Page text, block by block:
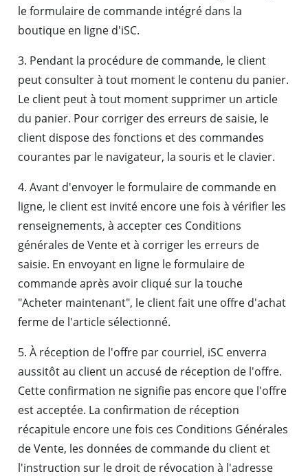
le formulaire de commande intégré dans la
boutique en ligne d'iSC.
3. Pendant la procédure de commande, le client
peut consulter à tout moment le contenu du panier.
Le client peut à tout moment supprimer un article
du panier. Pour corriger des erreurs de saisie, le
client dispose des fonctions et des commandes
courantes par le navigateur, la souris et le clavier.
4. Avant d'envoyer le formulaire de commande en
ligne, le client est invité encore une fois à vérifier les
renseignements, à accepter ces Conditions
générales de Vente et à corriger les erreurs de
saisie. En envoyant en ligne le formulaire de
commande après avoir cliqué sur la touche
"Acheter maintenant", le client fait une offre d'achat
ferme de l'article sélectionné.
5. À réception de l'offre par courriel, iSC enverra
aussitôt au client un accusé de réception de l'offre.
Cette confirmation ne signifie pas encore que l'offre
est acceptée. La confirmation de réception
récapitule encore une fois ces Conditions Générales
de Vente, les données de commande du client et
l'instruction sur le droit de révocation à l'adresse